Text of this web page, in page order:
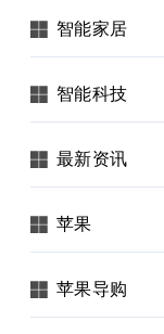
智能家居
智能科技
最新资讯
苹果
苹果导购